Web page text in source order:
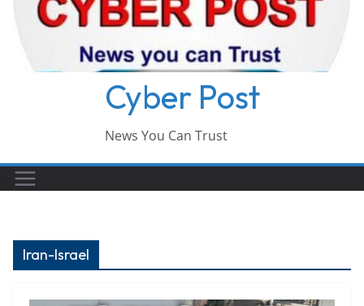
Cyber Post
News You Can Trust
Iran-Israel